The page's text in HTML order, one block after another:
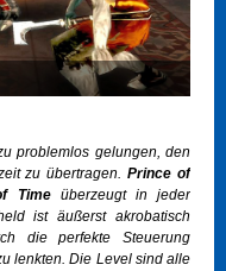
problemlos gelungen, den
zu übertragen.Prince of
Timeüberzeugt in jeder
ist äußerst akrobatisch
die perfekte Steuerung
lenkten. Die Level sind alle